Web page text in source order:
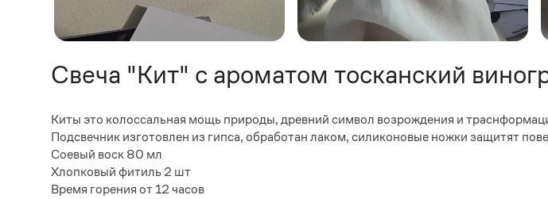
Свеча "Кит" с ароматом тосканский
Киты это колоссальная мощь природы, древний символ возрождения и
Подсвечник изготовлен из гипса, обработан лаком, силиконовые ножки защитят
Соевый воск 80 мл
Хлопковый фитиль 2 шт
Время горения от 12 часов